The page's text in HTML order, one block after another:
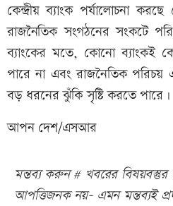
কেন্দ্রীয় ব্যাংক পর্যালোচনা
রাজনৈতিক সংগঠনের সংকটে
ব্যাংকের মতে, কোনো ব্যাংকই
পারে না এবং রাজনৈতিক পরিচয়
বড় ধরনের ঝুঁকি সৃষ্টি করতে পারে।
আপন দেশ/এসআর
মন্তব্য করুন # খবরের
আপত্তিজনক নয়- এমন মন্তব্যই